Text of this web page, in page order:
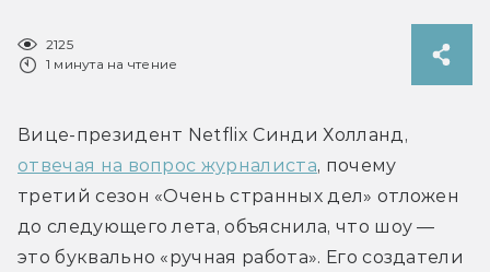
2125
1 минута на чтение
отвечая на вопрос журналиста, почему
третий сезон «Очень странных дел» отложен
до следующего лета, объяснила, что шоу —
это буквально «ручная работа». Его создатели